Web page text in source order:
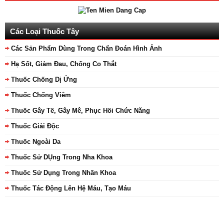
Các Loại Thuốc Tây
Các Sản Phẩm Dùng Trong Chẩn Đoán Hình Ảnh
Hạ Sốt, Giảm Đau, Chống Co Thắt
Thuốc Chống Dị Ứng
Thuốc Chống Viêm
Thuốc Gây Tế, Gây Mê, Phục Hồi Chức Năng
Thuốc Giải Độc
Thuốc Ngoài Da
Thuốc Sử DỤng Trong Nha Khoa
Thuốc Sử Dụng Trong Nhãn Khoa
Thuốc Tác Động Lên Hệ Máu, Tạo Máu